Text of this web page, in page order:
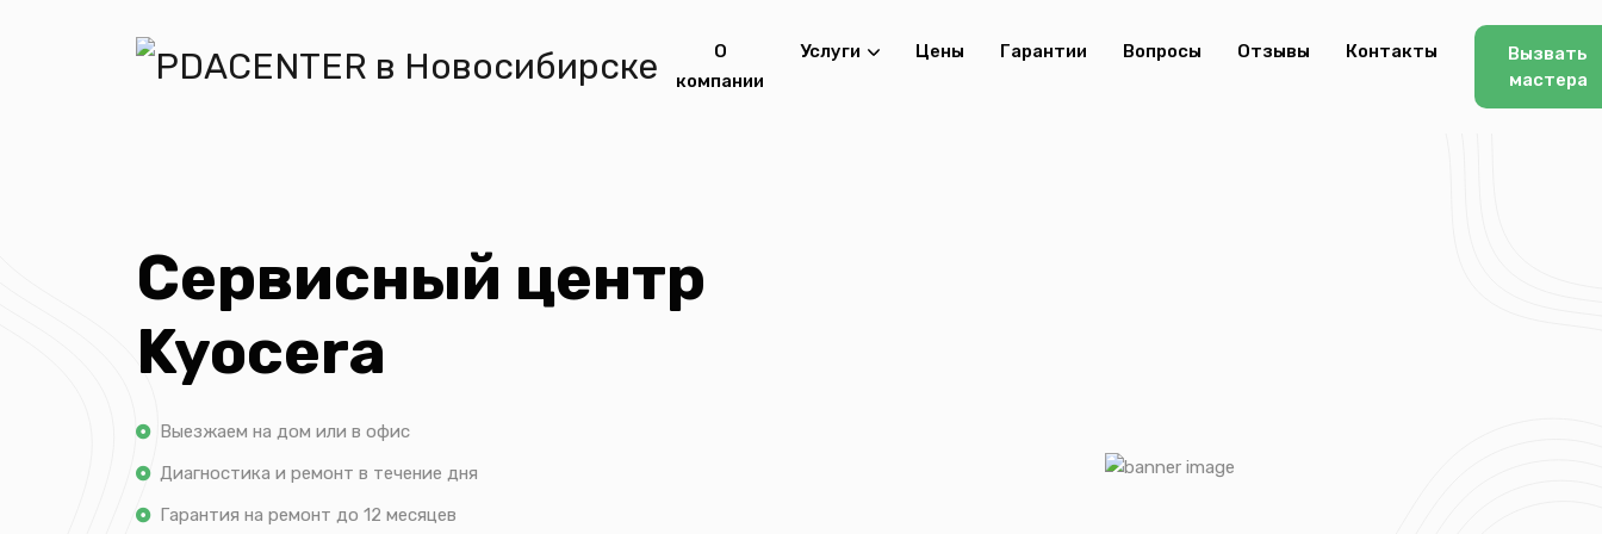
О
компании
Услуги Цены Гарантии Вопросы Отзывы Контакты
Вызвать
мастера
Сервисный центр
Kyocera
Выезжаем на дом или в офис
Диагностика и ремонт в течение дня
Гарантия на ремонт до 12 месяцев